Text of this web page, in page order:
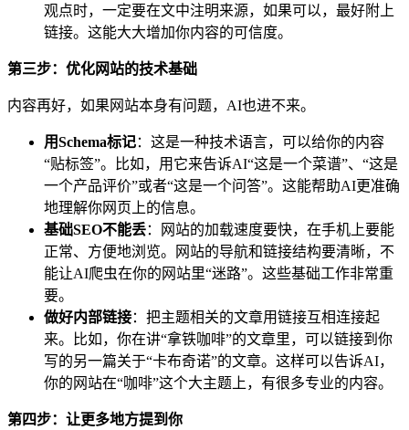
观点时，一定要在文中注明来源，如果可以，最好附上
链接。这能大大增加你内容的可信度。
第三步：优化网站的技术基础
内容再好，如果网站本身有问题，AI也进不来。
用Schema标记：这是一种技术语言，可以给你的内容
“贴标签”。比如，用它来告诉AI“这是一个菜谱”、“这是
一个产品评价”或者“这是一个问答”。这能帮助AI更准确
地理解你网页上的信息。
基础SEO不能丢：网站的加载速度要快，在手机上要能
正常、方便地浏览。网站的导航和链接结构要清晰，不
能让AI爬虫在你的网站里“迷路”。这些基础工作非常重
要。
做好内部链接：把主题相关的文章用链接互相连接起
来。比如，你在讲“拿铁咖啡”的文章里，可以链接到你
写的另一篇关于“卡布奇诺”的文章。这样可以告诉AI，
你的网站在“咖啡”这个大主题上，有很多专业的内容。
第四步：让更多地方提到你